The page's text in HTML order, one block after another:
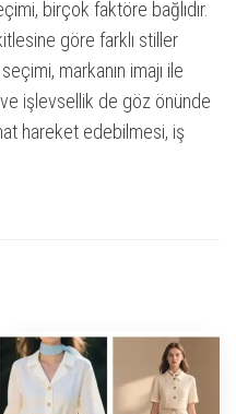
birçok faktöre bağlıdır.
göre farklı stiller
markanın imajı ile
ve işlevsellik de göz önünde
hareket edebilmesi, iş